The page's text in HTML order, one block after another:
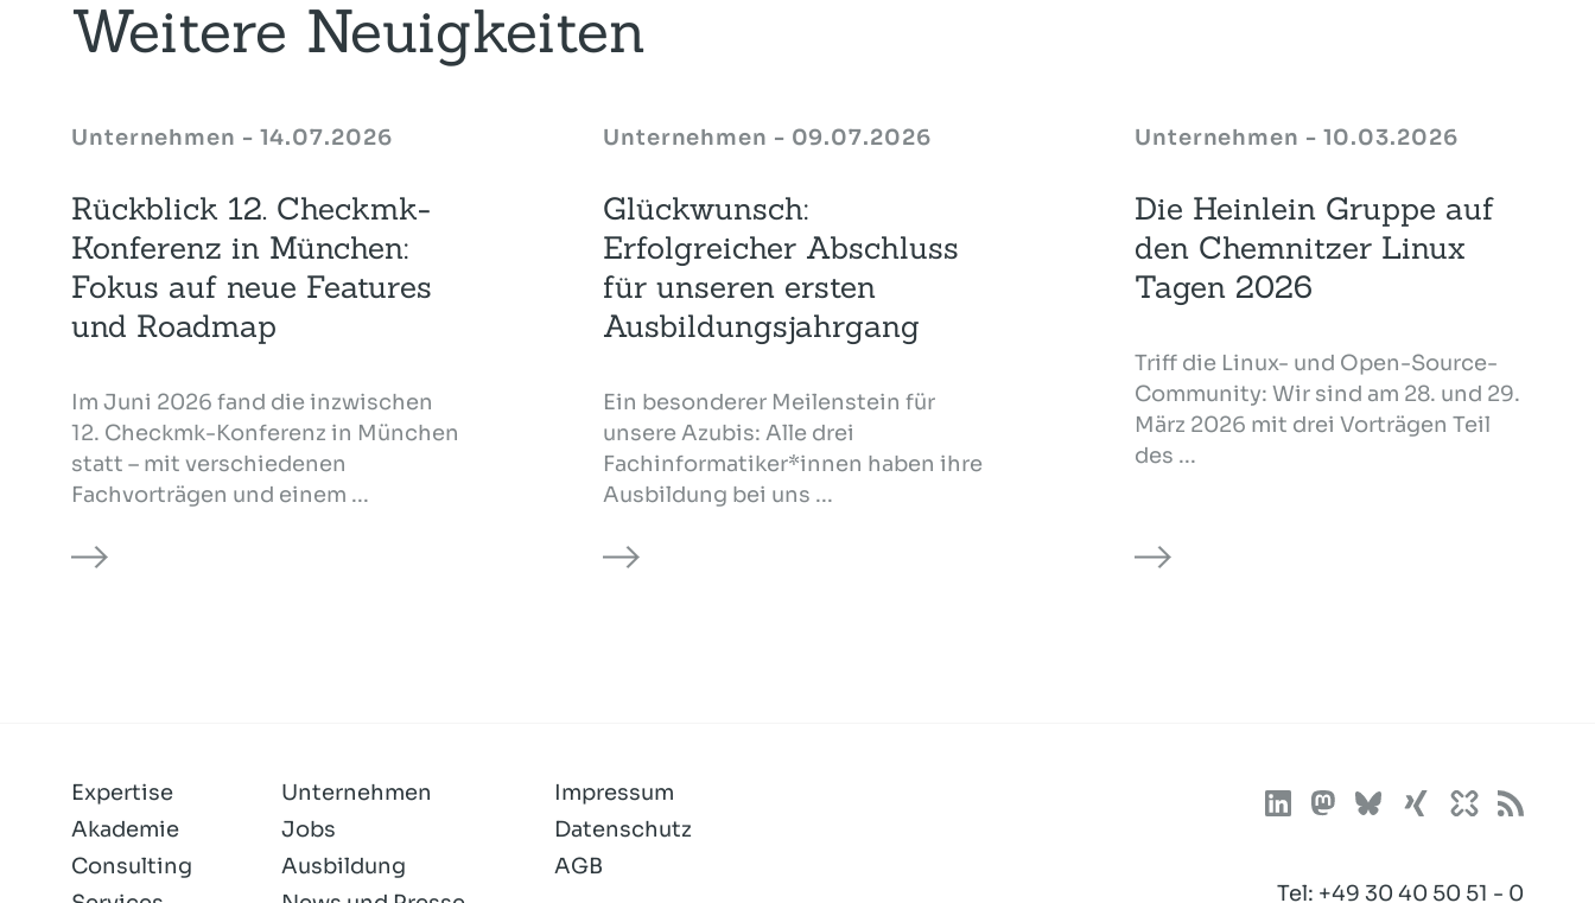
Weitere Neuigkeiten
Unternehmen - 14.07.2026
Rückblick 12. Checkmk-
Konferenz in München:
Fokus auf neue Features
und Roadmap
Im Juni 2026 fand die inzwischen
12. Checkmk-Konferenz in München
statt – mit verschiedenen
Fachvorträgen und einem ...
Unternehmen - 09.07.2026
Glückwunsch:
Erfolgreicher Abschluss
für unseren ersten
Ausbildungsjahrgang
Ein besonderer Meilenstein für
unsere Azubis: Alle drei
Fachinformatiker*innen haben ihre
Ausbildung bei uns ...
Unternehmen - 10.03.2026
Die Heinlein Gruppe auf
den Chemnitzer Linux
Tagen 2026
Triff die Linux- und Open-Source-
Community: Wir sind am 28. und 29.
März 2026 mit drei Vorträgen Teil
des ...
Expertise
Akademie
Consulting
Unternehmen
Jobs
Ausbildung
Impressum
Datenschutz
AGB
Tel: +49 30 40 50 51 - 0